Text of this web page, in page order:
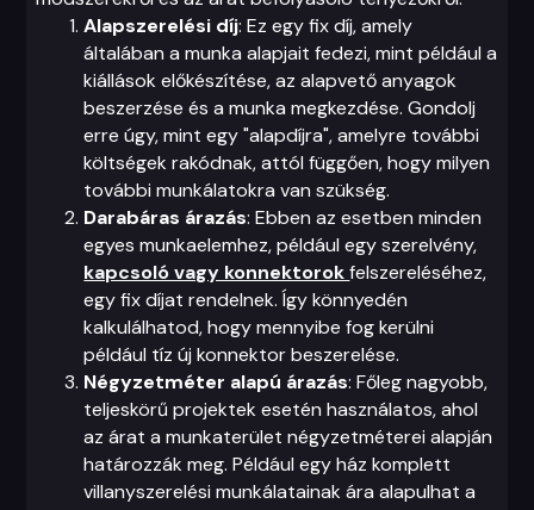
Alapszerelési díj: Ez egy fix díj, amely
általában a munka alapjait fedezi, mint például a
kiállások előkészítése, az alapvető anyagok
beszerzése és a munka megkezdése. Gondolj
erre úgy, mint egy "alapdíjra", amelyre további
költségek rakódnak, attól függően, hogy milyen
további munkálatokra van szükség.
Darabáras árazás: Ebben az esetben minden
egyes munkaelemhez, például egy szerelvény,
kapcsoló vagy konnektorokfelszereléséhez,
egy fix díjat rendelnek. Így könnyedén
kalkulálhatod, hogy mennyibe fog kerülni
például tíz új konnektor beszerelése.
Négyzetméter alapú árazás: Főleg nagyobb,
teljeskörű projektek esetén használatos, ahol
az árat a munkaterület négyzetméterei alapján
határozzák meg. Például egy ház komplett
villanyszerelési munkálatainak ára alapulhat a